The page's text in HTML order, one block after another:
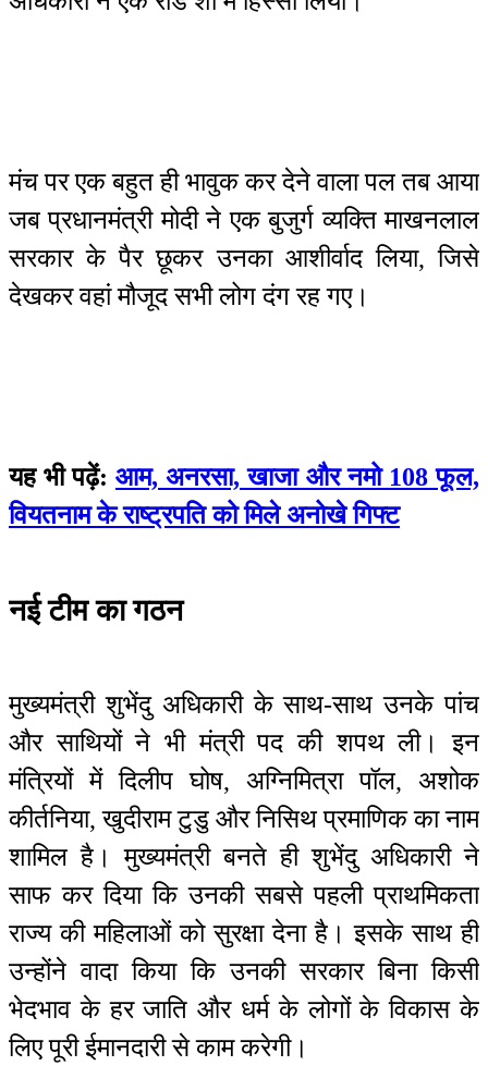
मंच पर एक बहुत ही भावुक कर देने वाला पल तब आया
जब प्रधानमंत्री मोदी ने एक बुजुर्ग व्यक्ति माखनलाल
सरकार के पैर छूकर उनका आशीर्वाद लिया, जिसे
देखकर वहां मौजूद सभी लोग दंग रह गए।
यह भी पढ़ें: आम, अनरसा, खाजा और नमो 108 फूल,
वियतनाम के राष्ट्रपति को मिले अनोखे गिफ्ट
नई टीम का गठन
मुख्यमंत्री शुभेंदु अधिकारी के साथ-साथ उनके पांच
और साथियों ने भी मंत्री पद की शपथ ली। इन
मंत्रियों में दिलीप घोष, अग्निमित्रा पॉल, अशोक
कीर्तनिया, खुदीराम टुडु और निसिथ प्रमाणिक का नाम
शामिल है। मुख्यमंत्री बनते ही शुभेंदु अधिकारी ने
साफ कर दिया कि उनकी सबसे पहली प्राथमिकता
राज्य की महिलाओं को सुरक्षा देना है। इसके साथ ही
उन्होंने वादा किया कि उनकी सरकार बिना किसी
भेदभाव के हर जाति और धर्म के लोगों के विकास के
लिए पूरी ईमानदारी से काम करेगी।